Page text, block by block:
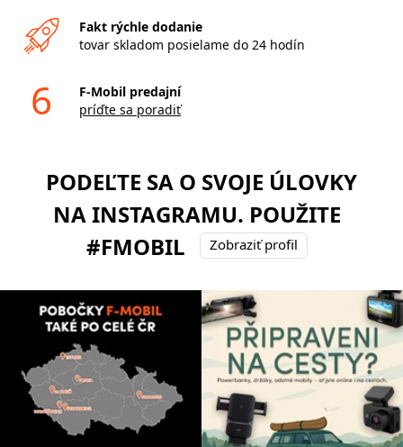
Fakt rýchle dodanie
tovar skladom posielame do 24 hodín
6
F-Mobil predajní
príďte sa poradiť
PODEĽTE SA O SVOJE ÚLOVKY
NA INSTAGRAMU. POUŽITE
#FMOBIL
Zobraziť profil